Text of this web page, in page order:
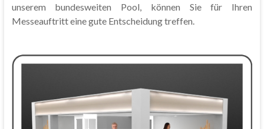
unserem bundesweiten Pool, können Sie für Ihren
Messeauftritt eine gute Entscheidung treffen.